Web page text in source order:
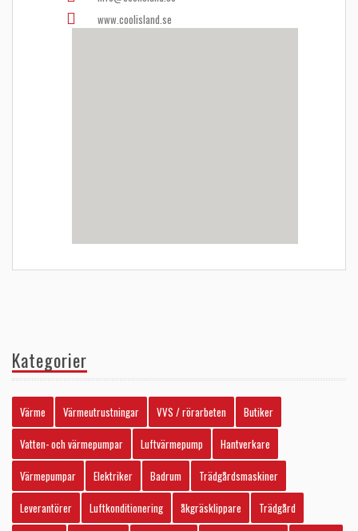
www.coolisland.se
Kategorier
Värme Värmeutrustningar VVS / rörarbeten
Butiker
Vatten- och värmepumpar
Luftvärmepump
Hantverkare
Värmepumpar
Elektriker Badrum
Trädgårdsmaskiner
Leverantörer
Luftkonditionering åkgräsklippare
Trädgård